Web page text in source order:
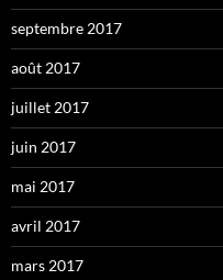
septembre 2017
août 2017
juillet 2017
juin 2017
mai 2017
avril 2017
mars 2017